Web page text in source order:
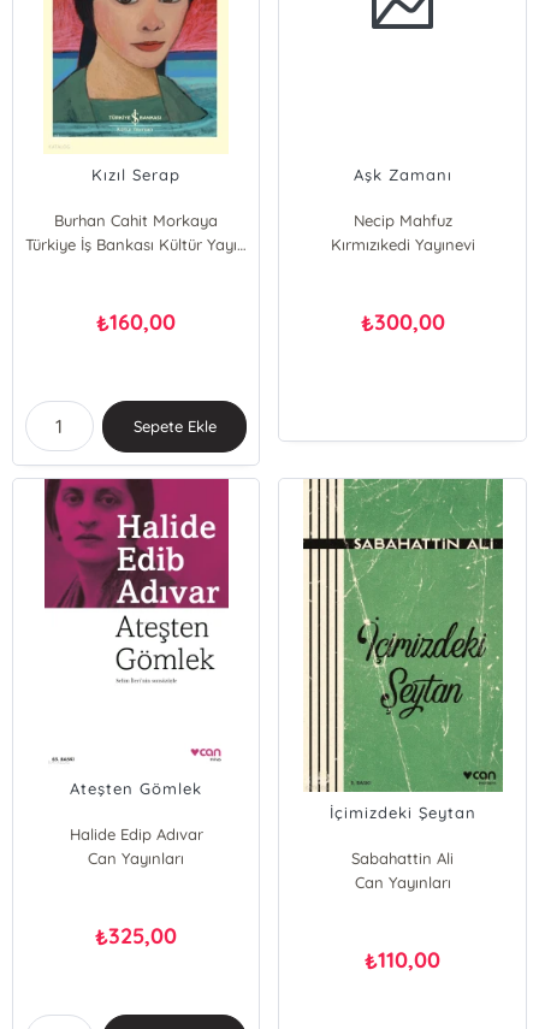
Kızıl Serap
Burhan Cahit Morkaya
Türkiye İş Bankası Kültür Yayınları
₺160,00
Sepete Ekle
Aşk Zamanı
Necip Mahfuz
Kırmızıkedi Yayınevi
₺300,00
Ateşten Gömlek
Halide Edip Adıvar
Can Yayınları
₺325,00
İçimizdeki Şeytan
Sabahattin Ali
Can Yayınları
₺110,00